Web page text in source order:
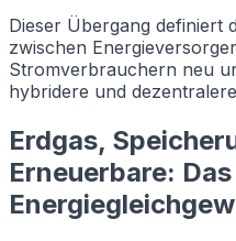
Dieser Übergang definiert
zwischen
Stromverbrauchern neu
hybridere und
Erdgas,
Erneuerbare: